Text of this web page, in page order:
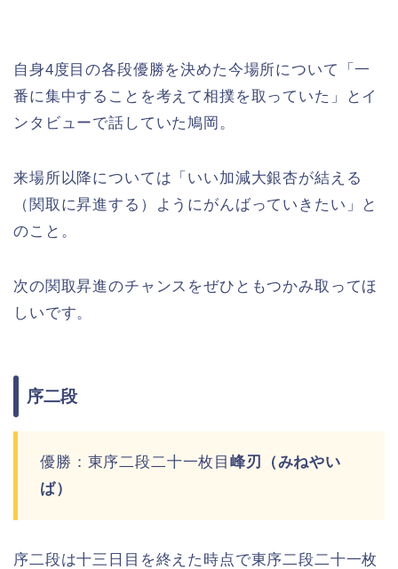
自身4度目の各段優勝を決めた今場所について「一
番に集中することを考えて相撲を取っていた」とイ
ンタビューで話していた鳩岡。
来場所以降については「いい加減大銀杏が結える
（関取に昇進する）ようにがんばっていきたい」と
のこと。
次の関取昇進のチャンスをぜひともつかみ取ってほ
しいです。
序二段
優勝：東序二段二十一枚目峰刃（みねやい
ば）
序二段は十三日目を終えた時点で東序二段二十一枚